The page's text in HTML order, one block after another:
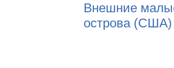
Внешние
острова (США)